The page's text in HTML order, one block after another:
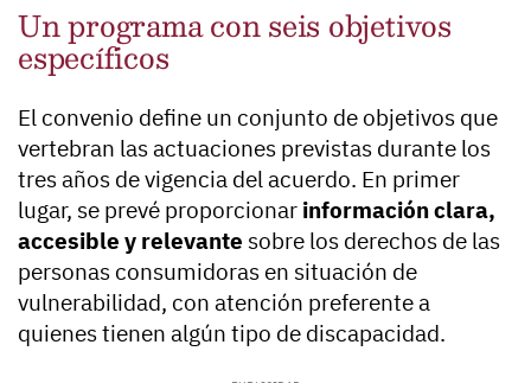
Un programa con seis objetivos
específicos
El convenio define un conjunto de objetivos que
vertebran las actuaciones previstas durante los
tres años de vigencia del acuerdo. En primer
lugar, se prevé proporcionar información clara,
accesible y relevante sobre los derechos de las
personas consumidoras en situación de
vulnerabilidad, con atención preferente a
quienes tienen algún tipo de discapacidad.